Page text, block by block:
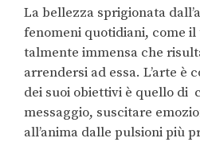
La bellezza sprigionata
fenomeni quotidiani, come il
talmente immensa che
arrendersi ad essa. L’arte è
dei suoi obiettivi è quello di
messaggio, suscitare
all’anima dalle pulsioni più